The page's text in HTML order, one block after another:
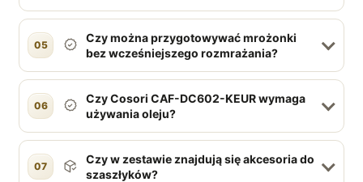
05
Czy można przygotowywać mrożonki
bez wcześniejszego rozmrażania?
06
Czy Cosori CAF-DC602-KEUR wymaga
używania oleju?
07
Czy w zestawie znajdują się akcesoria do
szaszłyków?